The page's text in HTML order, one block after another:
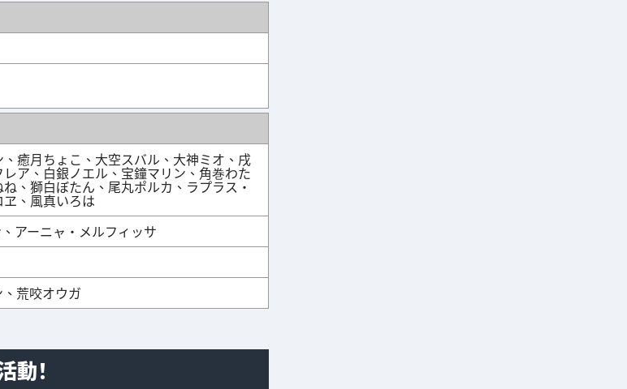
癒月ちょこ、大空スバル、大神ミオ、戌
ア、白銀ノエル、宝鐘マリン、角巻わた
、獅白ぼたん、尾丸ポルカ、ラプラス・
、風真いろは
アーニャ・メルフィッサ
荒咬オウガ
！